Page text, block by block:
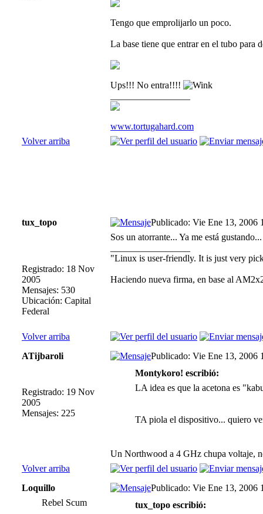
Tengo que emprolijarlo un poco.
La base tiene que entrar en el tubo para
Ups!!! No entra!!!!
www.tortugahard.com
Volver arriba
tux_topo Publicado: Vie Ene 13, 2006
Registrado: 18 Nov
2005
Mensajes: 530
Ubicación: Capital
Federal
Sos un atorrante... Ya me está
"Linux is user-friendly. It is just very
Haciendo nueva firma, en base al
Volver arriba
ATijbaroli
Publicado: Vie Ene 13, 2006
Registrado: 19 Nov
2005
Mensajes: 225
Montykoro! escribió:
LA idea es que la acetona es
TA piola el dispositivo... quiero
Un Northwood a 4 GHz chupa voltaje,
Volver arriba
Loquillo
Publicado: Vie Ene 13, 2006
Rebel Scum
tux_topo escribió: